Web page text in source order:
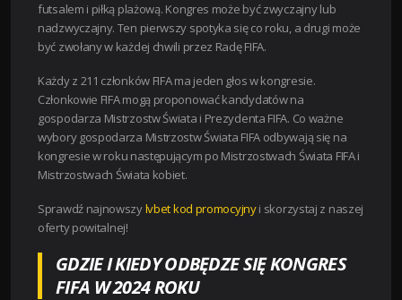
futsalem i piłką plażową. Kongres może być zwyczajny lub
nadzwyczajny. Ten pierwszy spotyka się co roku, a drugi może
być zwołany w każdej chwili przez Radę FIFA.
Każdy z 211 członków FIFA ma jeden głos w kongresie.
Członkowie FIFA mogą proponować kandydatów na
gospodarza Mistrzostw Świata i Prezydenta FIFA. Co ważne
wybory gospodarza Mistrzostw Świata FIFA odbywają się na
kongresie w roku następującym po Mistrzostwach Świata FIFA i
Mistrzostwach Świata kobiet.
Sprawdź najnowszylvbet kod promocyjnyi skorzystaj z naszej
oferty powitalnej!
GDZIE I KIEDY ODBĘDZE SIĘ KONGRES
FIFA W 2024 ROKU